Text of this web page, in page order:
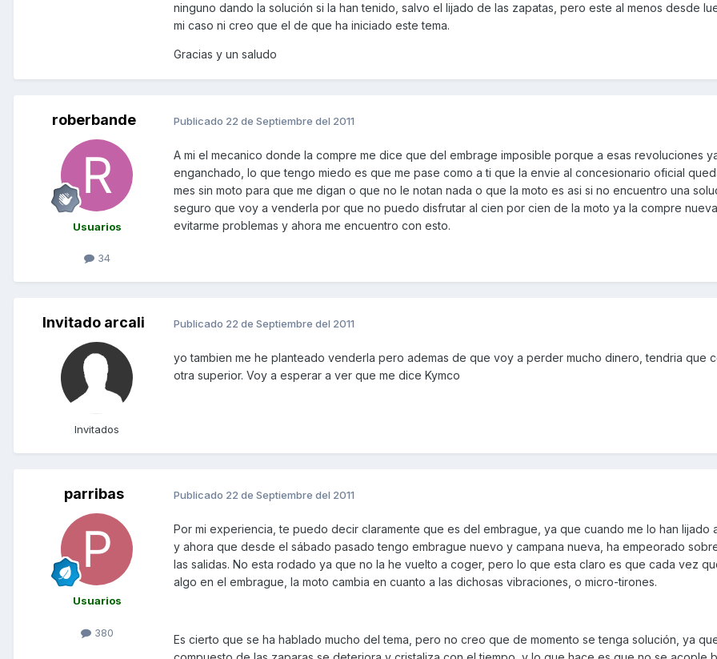
ninguno dando la solución si la han tenido, salvo el lijado de las zapatas, pero este al menos desde
mi caso ni creo que el de que ha iniciado este tema.
Gracias y un saludo
roberbande
Usuarios
34
Publicado 22 de Septiembre del 2011
A mi el mecanico donde la compre me dice que del embrage imposible porque a esas revoluciones
enganchado, lo que tengo miedo es que me pase como a ti que la envie al concesionario oficial
mes sin moto para que me digan o que no le notan nada o que la moto es asi si no encuentro una
seguro que voy a venderla por que no puedo disfrutar al cien por cien de la moto ya la compre
evitarme problemas y ahora me encuentro con esto.
Invitado arcali
Invitados
Publicado 22 de Septiembre del 2011
yo tambien me he planteado venderla pero ademas de que voy a perder mucho dinero, tendria que
otra superior. Voy a esperar a ver que me dice Kymco
parribas
Usuarios
380
Publicado 22 de Septiembre del 2011
Por mi experiencia, te puedo decir claramente que es del embrague, ya que cuando me lo han lijado
y ahora que desde el sábado pasado tengo embrague nuevo y campana nueva, ha empeorado
las salidas. No esta rodado ya que no la he vuelto a coger, pero lo que esta claro es que cada vez
algo en el embrague, la moto cambia en cuanto a las dichosas vibraciones, o micro-tirones.
Es cierto que se ha hablado mucho del tema, pero no creo que de momento se tenga solución, ya